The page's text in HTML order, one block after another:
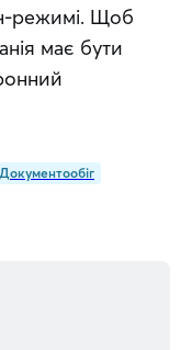
режимі. Щоб
має бути